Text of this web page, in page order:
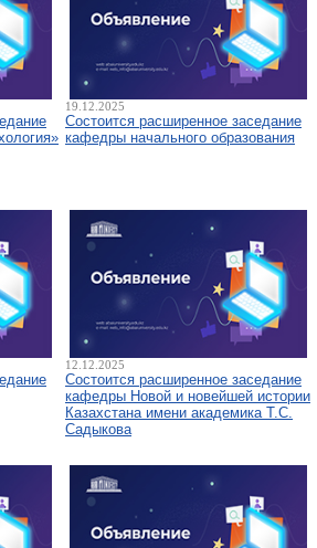
19.12.2025
Состоится расширенное заседание
кафедры начального образования
12.12.2025
Состоится расширенное заседание
кафедры Новой и новейшей истории
Казахстана имени академика Т.С.
Садыкова